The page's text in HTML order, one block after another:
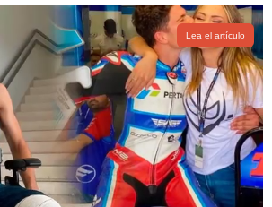
Lea el artículo